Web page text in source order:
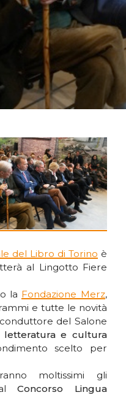
del Libro di Torino è
al Lingotto Fiere
la Fondazione Merz,
e tutte le novità
del Salone
letteratura e cultura
scelto per
moltissimi gli
alConcorso Lingua